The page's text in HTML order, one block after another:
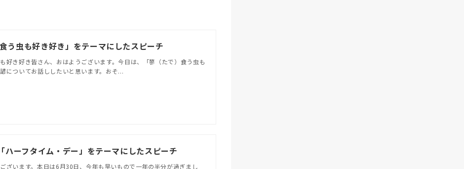
う虫も好き好き」をテーマにしたスピーチ
好き好き皆さん、おはようございます。今日は、「蓼（たで）食う虫も
についてお話ししたいと思います。おそ...
ハーフタイム・デー」をテーマにしたスピーチ
ざいます。本日は6月30日、今年も早いもので一年の半分が過ぎまし